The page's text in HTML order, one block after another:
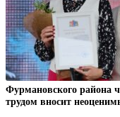
Фурмановского района
трудом вносит